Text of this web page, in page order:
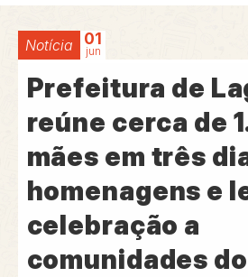
Notícia 01
jun
Prefeitura de
reúne cerca de
mães em três
homenagens e
celebração a
comunidades do